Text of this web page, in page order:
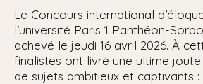
Le Concours international
l’université Paris 1 Panthéon-
achevé le jeudi 16 avril 2026. À
finalistes ont livré une ultime
de sujets ambitieux et captivants :